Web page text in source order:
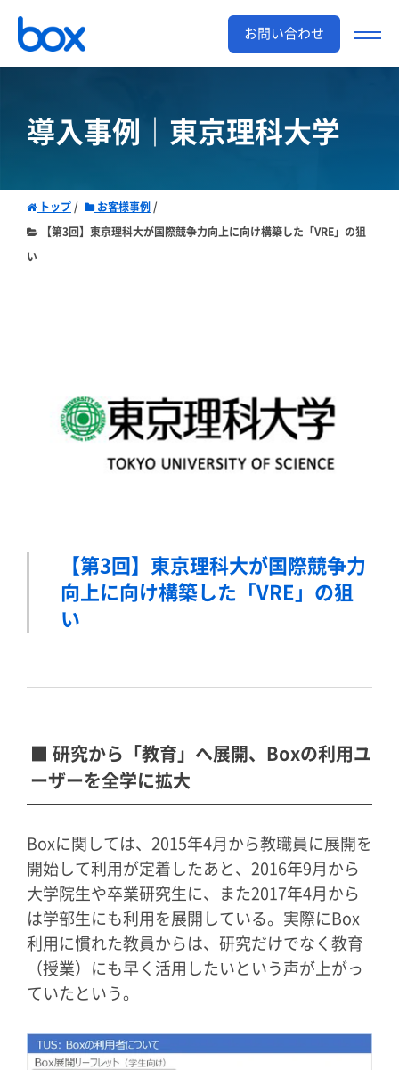
お問い合わせ
導入事例｜東京理科大学
トップ
お客様事例
【第3回】東京理科大が国際競争力向上に向け構築した「VRE」の狙
い
【第3回】東京理科大が国際競争力
向上に向け構築した「VRE」の狙
い
■ 研究から「教育」へ展開、Boxの利用ユ
ーザーを全学に拡大
Boxに関しては、2015年4月から教職員に展開を
開始して利用が定着したあと、2016年9月から
大学院生や卒業研究生に、また2017年4月から
は学部生にも利用を展開している。実際にBox
利用に慣れた教員からは、研究だけでなく教育
（授業）にも早く活用したいという声が上がっ
ていたという。